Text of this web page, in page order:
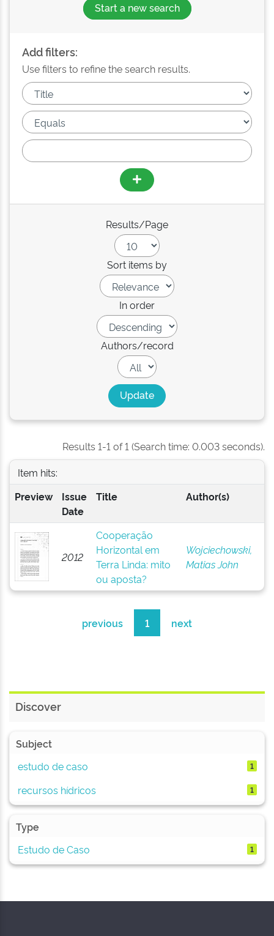
Start a new search
Add filters:
Use filters to refine the search results.
Results/Page
Sort items by
In order
Authors/record
Results 1-1 of 1 (Search time: 0.003 seconds).
Item hits:
Preview
Issue
Date
Title Author(s)
2012
Cooperação
Horizontal em
Terra Linda: mito
ou aposta?
Wojciechowski,
Matias John
previous 1 next
Discover
Subject
estudo de caso
1
recursos hídricos 1
Type
Estudo de Caso
1